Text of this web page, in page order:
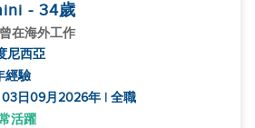
- 34歲
在海外工作
尼西亞
經驗
日09月2026年 | 全職
活躍